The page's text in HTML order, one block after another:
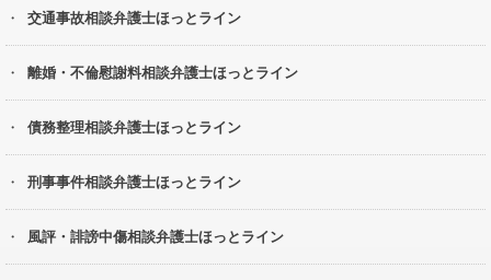
交通事故相談弁護士ほっとライン
離婚・不倫慰謝料相談弁護士ほっとライン
債務整理相談弁護士ほっとライン
刑事事件相談弁護士ほっとライン
風評・誹謗中傷相談弁護士ほっとライン